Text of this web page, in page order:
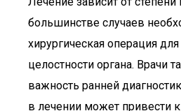
большинстве случаев
хирургическая операция
целостности органа. Врачи
важность ранней
в лечении может привести